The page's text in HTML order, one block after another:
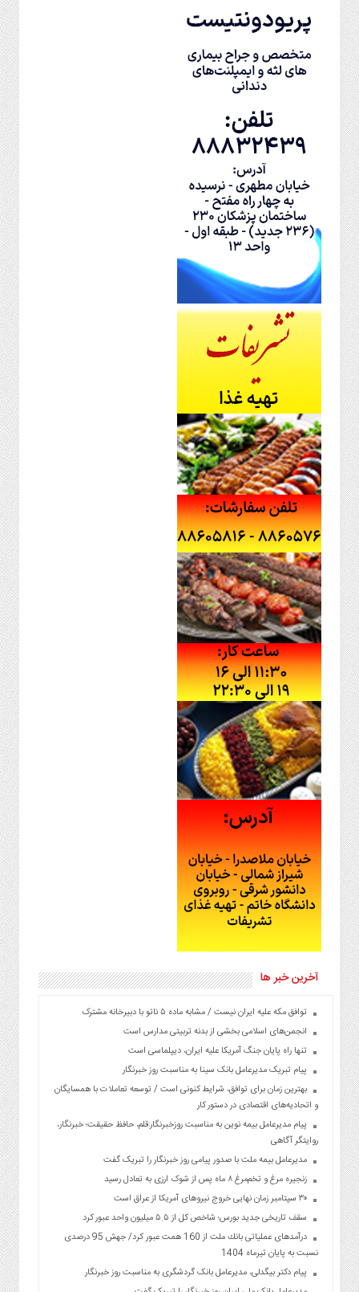
آخرین خبر ها
توافق مکه علیه ایران نیست / مشابه ماده ۵ ناتو با دبیرخانه مشترک
انجمن‌های اسلامی بخشی از بدنه تربیتی مدارس است
تنها راه پایان جنگ آمریکا علیه ایران، دیپلماسی است
پیام تبریک مدیرعامل بانک سینا به مناسبت روز خبرنگار
بهترین زمان برای توافق، شرایط کنونی است / توسعه تعاملات با همسایگان
و اتحادیه‌های اقتصادی در دستور کار
پیام مدیرعامل بیمه نوین به مناسبت روزخبرنگار:قلم، حافظ حقیقت؛ خبرنگار،
روایتگر آگاهی
مدیرعامل بیمه ملت با صدور پیامی روز خبرنگار را تبریک گفت
زنجیره مرغ و تخم‌مرغ ۸ ماه پس از شوک ارزی به تعادل رسید
۳۰ سپتامبر زمان نهایی خروج نیروهای آمریکا از عراق است
سقف تاریخی جدید بورس؛ شاخص کل از ۵.۵ میلیون واحد عبور کرد
درآمدهای عملیاتی بانك ملت از 160 همت عبور كرد/ جهش 95 درصدی
نسبت به پایان تیرماه 1404
پیام دکتر بیگدلی، مدیرعامل بانک گردشگری به مناسبت روز خبرنگار